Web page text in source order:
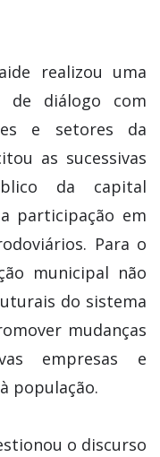
realizou uma
de diálogo com
e setores da
as sucessivas
da capital
participação em
Para o
municipal não
do sistema
mudanças
empresas e
população.
o discurso